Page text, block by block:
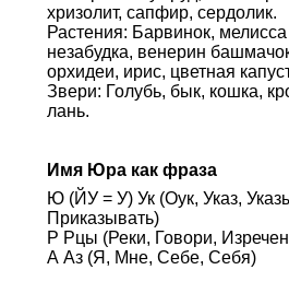
хризолит, сапфир, сердолик.
Растения: Барвинок,
незабудка, венерин
орхидеи, ирис, цветная
Звери: Голубь, бык, кошка,
лань.
Имя Юра как фраза
Ю (ЙУ = У) Ук (Оук, Указ,
Приказывать)
Р Рцы (Реки, Говори,
А Аз (Я, Мне, Себе, Себя)